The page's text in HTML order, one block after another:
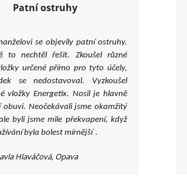
Patní ostruhy
se objevily patní ostruhy.
to nechtěl řešit. Zkoušel různé
určené přímo pro tyto účely,
se nedostavoval. Vyzkoušel
vložky Energetix. Nosil je hlavně
obuvi. Neočekávali jsme okamžitý
byli jsme mile překvapení, když
byla bolest mírnější.
Opava